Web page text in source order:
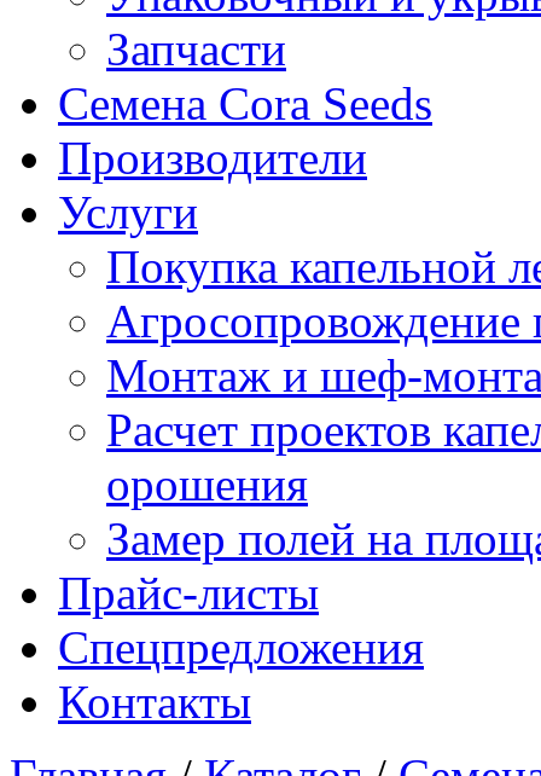
Запчасти
Семена Cora Seeds
Производители
Услуги
Покупка капельной
Агросопровождение
Монтаж и шеф-
Расчет проектов
орошения
Замер полей на
Прайс-листы
Спецпредложения
Контакты